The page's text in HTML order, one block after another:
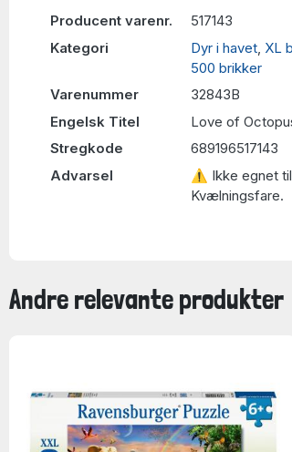
Producent varenr.
517143
Kategori
Dyr i havet XL
500 brikker
Varenummer
32843B
Engelsk Titel
Love of
Stregkode
689196517143
Advarsel
⚠ Ikke egnet til
Kvælningsfare.
Andre relevante produkter